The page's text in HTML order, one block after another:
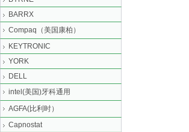
BARRX
Compaq（美国康柏）
KEYTRONIC
YORK
DELL
intel(美国)牙科通用
AGFA(比利时）
Capnostat